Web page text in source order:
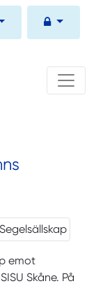
emot
Skåne. På